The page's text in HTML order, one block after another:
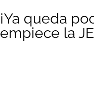
¡Ya queda
empiece la